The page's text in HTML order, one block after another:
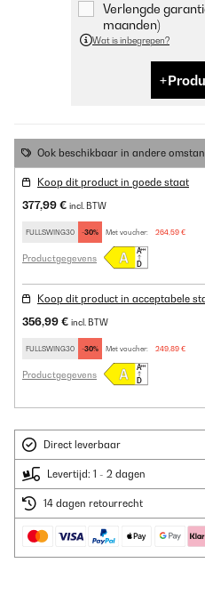
Verlengde
maanden)
Wat is inbegrepen?
Ook beschikbaar in andere
Koop dit product in goede staat
377,99 € incl. BTW
FULLSWING30 -30% Met voucher: 264,59 €
Productgegevens
Koop dit product in acceptabele
356,99 € incl. BTW
FULLSWING30 -30% Met voucher: 249,89 €
Productgegevens
Direct leverbaar
Levertijd: 1 - 2 dagen
14 dagen retourrecht